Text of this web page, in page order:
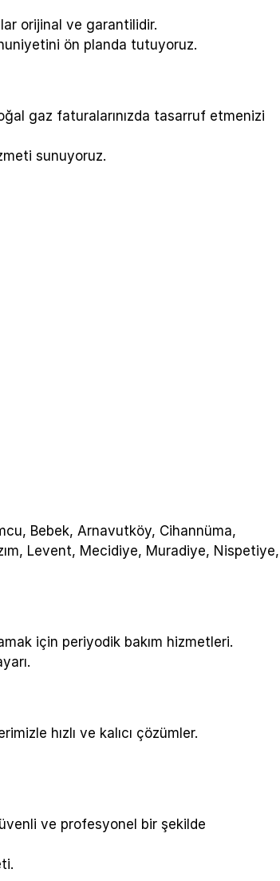
orijinal ve garantilidir.
ön planda tutuyoruz.
gaz faturalarınızda tasarruf etmenizi
sunuyoruz.
Bebek, Arnavutköy, Cihannüma,
Levent, Mecidiye, Muradiye, Nispetiye,
için periyodik bakım hizmetleri.
hızlı ve kalıcı çözümler.
ve profesyonel bir şekilde